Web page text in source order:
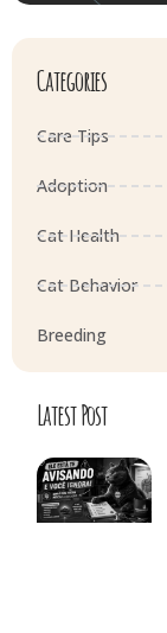
Categories
Care Tips
Adoption
Cat Health
Cat Behavior
Breeding
Latest Post